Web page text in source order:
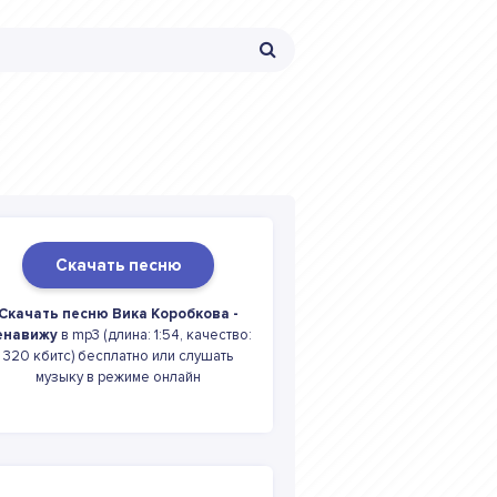
Скачать песню
песню Вика Коробкова -
в mp3 (длина: 1:54, качество:
320 кбитс) бесплатно или слушать
музыку в режиме онлайн